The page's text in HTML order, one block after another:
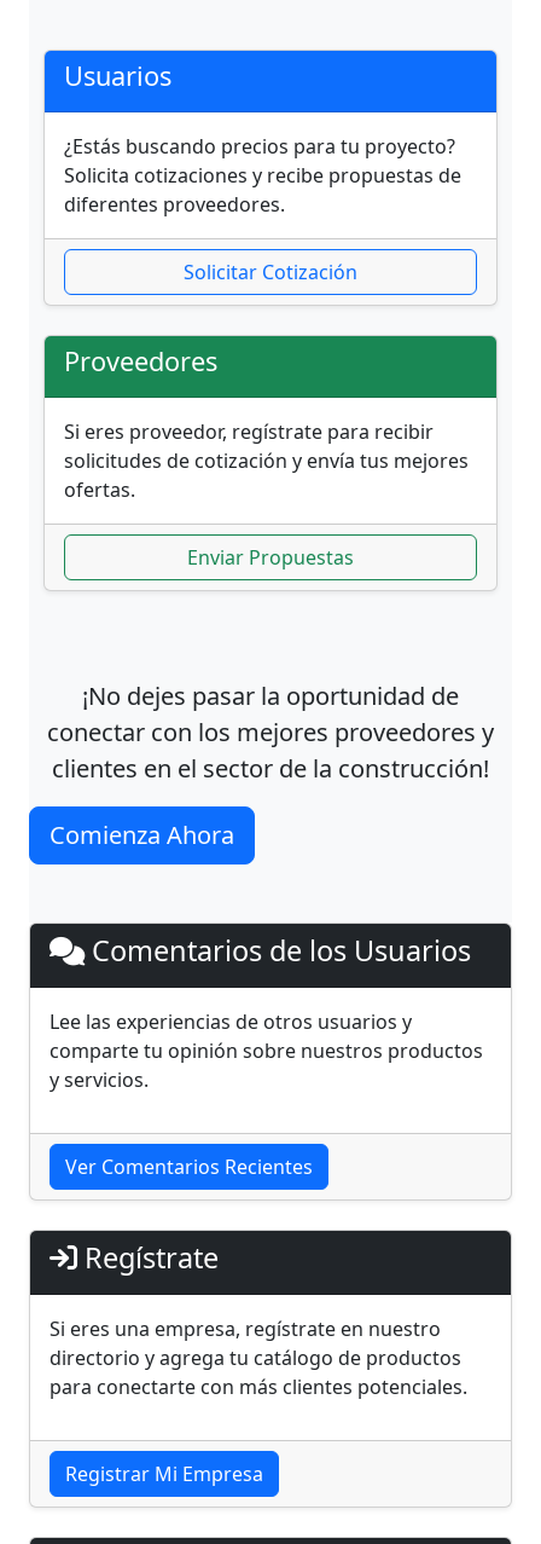
Usuarios
¿Estás buscando precios para tu proyecto?
Solicita cotizaciones y recibe propuestas de
diferentes proveedores.
Solicitar Cotización
Proveedores
Si eres proveedor, regístrate para recibir
solicitudes de cotización y envía tus mejores
ofertas.
Enviar Propuestas
¡No dejes pasar la oportunidad de
conectar con los mejores proveedores y
clientes en el sector de la construcción!
Comienza Ahora
Comentarios de los Usuarios
Lee las experiencias de otros usuarios y
comparte tu opinión sobre nuestros productos
y servicios.
Ver Comentarios Recientes
Regístrate
Si eres una empresa, regístrate en nuestro
directorio y agrega tu catálogo de productos
para conectarte con más clientes potenciales.
Registrar Mi Empresa